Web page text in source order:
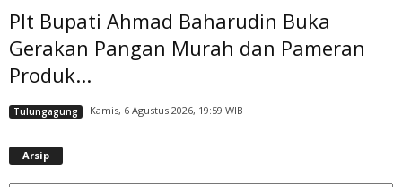
Plt Bupati Ahmad Baharudin Buka
Gerakan Pangan Murah dan Pameran
Produk...
Tulungagung Kamis, 6 Agustus 2026, 19:59 WIB
Arsip